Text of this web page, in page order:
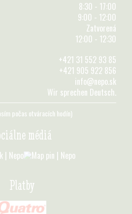
8:30 - 17:00
9:00 - 12:00
Zatvorená
12:00 - 12:30
+421 31 552 93 85
+421 905 922 856
info@nepo.sk
Wir sprechen Deutsch.
počas otváracích hodín)
médiá
Platby